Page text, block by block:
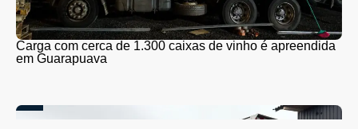
Carga com cerca de 1.300 caixas de vinho é apreendida
em Guarapuava